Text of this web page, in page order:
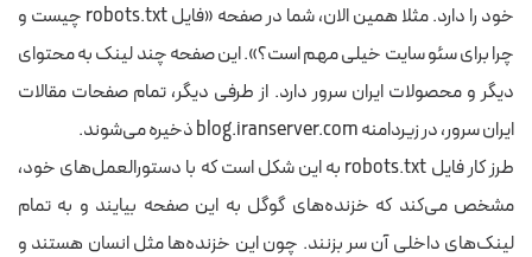
خود را دارد. مثلا همین الان، شما در صفحه «فایل robots.txt چیست و
چرا برای سئو سایت خیلی مهم است؟». این صفحه چند لینک به محتوای
دیگر و محصولات ایران سرور دارد. از طرفی دیگر، تمام صفحات مقالات
ایران سرور، در زیردامنه blog.iranserver.com ذخیره می‌شوند.
طرز کار فایل robots.txt به این شکل است که با دستورالعمل‌های خود،
مشخص می‌کند که خزنده‌های گوگل به این صفحه بیایند و به تمام
لینک‌های داخلی آن سر بزنند. چون این خزنده‌ها مثل انسان هستند و